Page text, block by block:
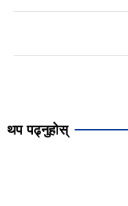
थप पढ्नुहोस्